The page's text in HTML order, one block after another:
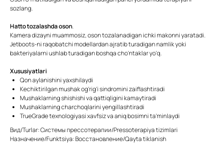
sozlang.
Hatto tozalashda oson.
Kamera dizayni muammosiz, oson tozalanadigan ichki makonni yaratadi.
Jetboots-ni raqobatchi modellardan ajratib turadigan namlik yoki
bakteriyalarni ushlab turadigan boshqa cho'ntaklar yo'q.
Xususiyatlari
Qon aylanishini yaxshilaydi
Kechiktirilgan mushak og'rig'i sindromini zaiflashtiradi
Mushaklarning shishishi va qattiqligini kamaytiradi
Mushaklarning charchoqlarini yengillashtiradi
TrueGrade texnologiyasi xavfsiz va aniq bosimni ta'minlaydi
Вид/Turlar: Системы прессотерапии/Pressoterapiya tizimlari
Назначение/Funktsiya: Восстановление/Qayta tiklanish